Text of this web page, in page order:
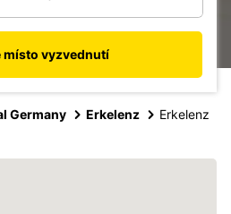
místo vyzvednutí
Germany Erkelenz Erkelenz